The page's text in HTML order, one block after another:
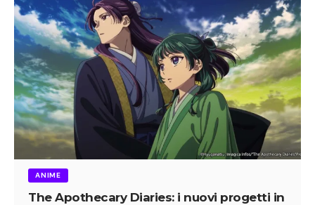
ANIME
The Apothecary Diaries: i nuovi progetti in